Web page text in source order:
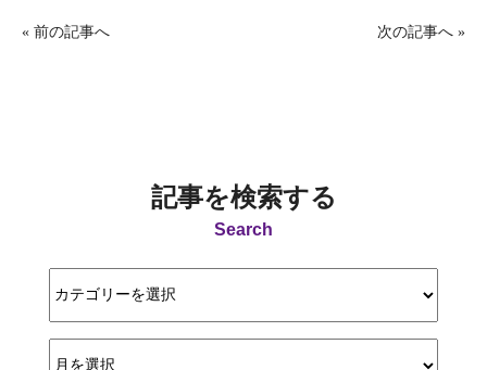
« 前の記事へ 次の記事へ »
記事を検索する
Search